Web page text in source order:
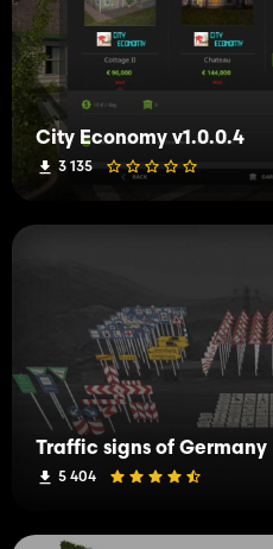
City Economy v1.0.0.4
3 135
Traffic signs of Germany
5 404